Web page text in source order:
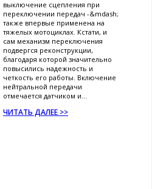
выключение сцепления при
переключении передач -&mdash;
также впервые применена на
тяжелых мотоциклах. Кстати, и
сам механизм переключения
подвергся реконструкции,
благодаря которой значительно
повысились надежность и
четкость его работы. Включение
нейтральной передачи
отмечается датчиком и...
ЧИТАТЬ ДАЛЕЕ >>